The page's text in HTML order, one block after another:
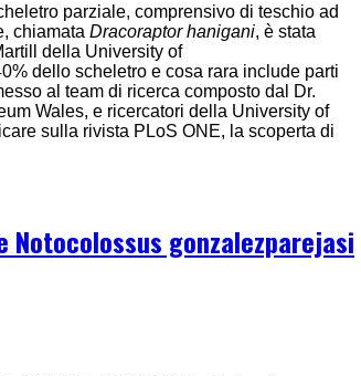
parziale, comprensivo di teschio ad
chiamata Dracoraptor hanigani, è stata
della University of
dello scheletro e cosa rara include parti
al team di ricerca composto dal Dr.
Wales, e ricercatori della University of
sulla rivista PLoS ONE, la scoperta di
Notocolossus gonzalezparejasi